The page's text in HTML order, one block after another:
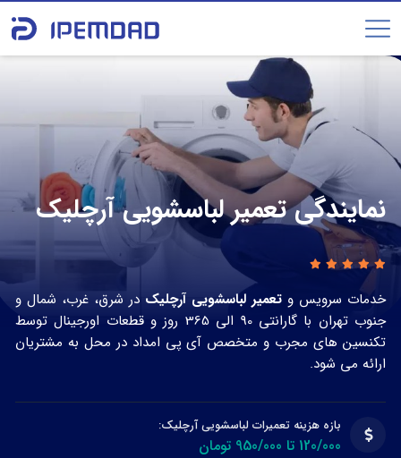
نمایندگی تعمیر لباسشویی آرچلیک
خدمات سرویس و تعمیر لباسشویی آرچلیک در شرق، غرب، شمال و
جنوب تهران با گارانتی 90 الی 365 روز و قطعات اورجینال توسط
تکنسین های مجرب و متخصص آی پی امداد در محل به مشتریان
ارائه می شود.
بازه هزینه تعمیرات لباسشویی آرچلیک:
120/000 تا 950/000 تومان